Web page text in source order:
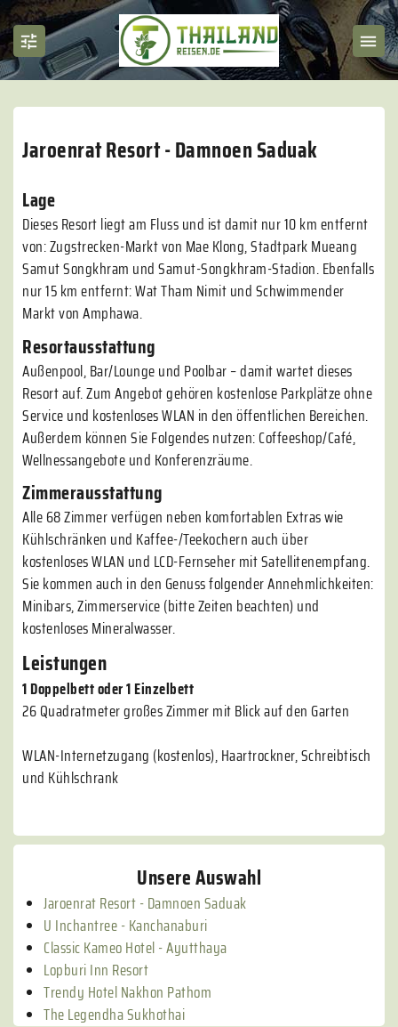
Jaroenrat Resort - Damnoen Saduak
Lage
Dieses Resort liegt am Fluss und ist damit nur 10 km entfernt
von: Zugstrecken-Markt von Mae Klong, Stadtpark Mueang
Samut Songkhram und Samut-Songkhram-Stadion. Ebenfalls
nur 15 km entfernt: Wat Tham Nimit und Schwimmender
Markt von Amphawa.
Resortausstattung
Außenpool, Bar/Lounge und Poolbar – damit wartet dieses
Resort auf. Zum Angebot gehören kostenlose Parkplätze ohne
Service und kostenloses WLAN in den öffentlichen Bereichen.
Außerdem können Sie Folgendes nutzen: Coffeeshop/Café,
Wellnessangebote und Konferenzräume.
Zimmerausstattung
Alle 68 Zimmer verfügen neben komfortablen Extras wie
Kühlschränken und Kaffee-/Teekochern auch über
kostenloses WLAN und LCD-Fernseher mit Satellitenempfang.
Sie kommen auch in den Genuss folgender Annehmlichkeiten:
Minibars, Zimmerservice (bitte Zeiten beachten) und
kostenloses Mineralwasser.
Leistungen
1 Doppelbett oder 1 Einzelbett
26 Quadratmeter großes Zimmer mit Blick auf den Garten
WLAN-Internetzugang (kostenlos), Haartrockner, Schreibtisch
und Kühlschrank
Unsere Auswahl
Jaroenrat Resort - Damnoen Saduak
U Inchantree - Kanchanaburi
Classic Kameo Hotel - Ayutthaya
Lopburi Inn Resort
Trendy Hotel Nakhon Pathom
The Legendha Sukhothai